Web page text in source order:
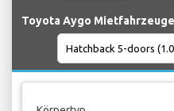
Toyota Aygo